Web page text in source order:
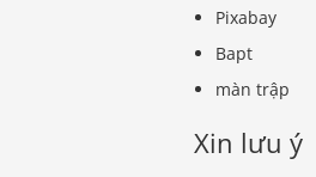
Pixabay
Bapt
màn trập
Xin lưu ý